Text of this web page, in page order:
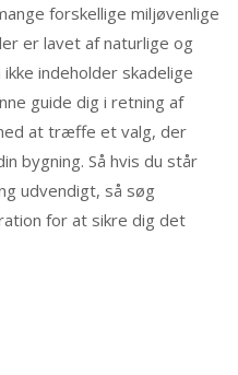
forskellige miljøvenlige
er lavet af naturlige og
indeholder skadelige
guide dig i retning af
at træffe et valg, der
bygning. Så hvis du står
udvendigt, så søg
for at sikre dig det